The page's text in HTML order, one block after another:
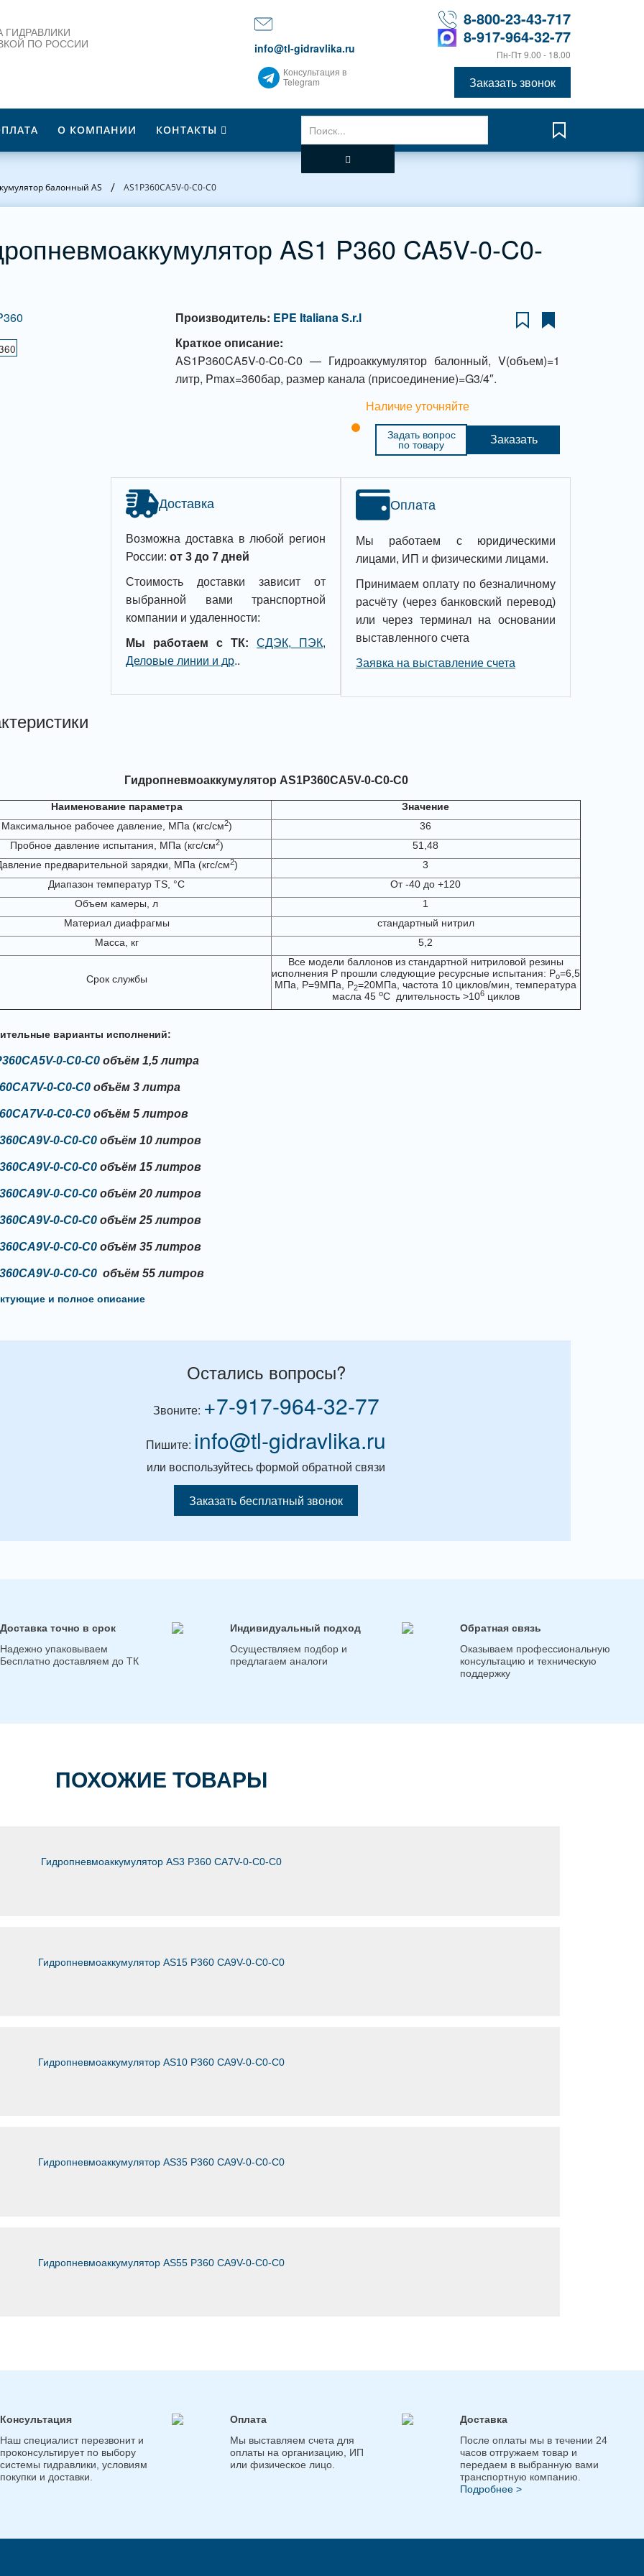
ПО РОССИИ
info@tl-gidravlika.ru
8-800-23-43-717
8-917-964-32-77
Пн-Пт 9.00 - 18.00
Консультация в
Telegram
Заказать звонок
О КОМПАНИИ КОНТАКТЫ
балонный AS / AS1P360CA5V-0-C0-C0
AS1 P360 CA5V-0-C0-
Производитель: EPE Italiana S.r.l
Краткое описание:
AS1P360CA5V-0-C0-C0 — Гидроаккумулятор балонный, V(объем)=1
литр, Pmax=360бар, размер канала (присоединение)=G3/4″.
Наличие уточняйте
Задать вопрос
по товару
Заказать
Оплата
Мы работаем с юридическими
лицами, ИП и физическими лицами.
Принимаем оплату по безналичному
расчёту (через банковский перевод)
или через терминал на основании
выставленного счета
Заявка на выставление счета
Доставка
Возможна доставка в любой регион
России: от 3 до 7 дней
Стоимость доставки зависит от
выбранной вами транспортной
компании и удаленности:
Мы работаем с ТК:
СДЭК, ПЭК,
Деловые линии и др..
Гидропневмоаккумулятор AS1P360CA5V-0-C0-C0
Наименование параметра
Значение
Максимальное рабочее давление, МПа (кгс/см2)
36
Пробное давление испытания, МПа (кгс/см2)
51,48
предварительной зарядки, МПа (кгс/см2)
3
Диапазон температур TS, °С
От -40 до +120
Объем камеры, л
1
Материал диафрагмы
стандартный нитрил
Масса, кг
5,2
Срок службы
Все модели баллонов из стандартной нитриловой резины
исполнения P прошли следующие ресурсные испытания: Po=6,5
МПа, P=9МПа, P2=20МПа, частота 10 циклов/мин, температура
масла 45 оС длительность >106циклов
варианты исполнений:
0-C0-C0объём 1,5 литра
0-C0-C0объём 3 литра
0-C0-C0объём 5 литров
0-C0-C0объём 10 литров
0-C0-C0объём 15 литров
0-C0-C0объём 20 литров
0-C0-C0объём 25 литров
0-C0-C0объём 35 литров
0-C0-C0 объём 55 литров
и полное описание
Остались вопросы?
Звоните: +7-917-964-32-77
Пишите: info@tl-gidravlika.ru
или воспользуйтесь формой обратной связи
Заказать бесплатный звонок
Доставка точно в срок
Надежно упаковываем
Бесплатно доставляем до ТК
Индивидуальный подход
Осуществляем подбор и
предлагаем аналоги
Обратная связь
Оказываем профессиональную
консультацию и техническую
поддержку
ПОХОЖИЕ ТОВАРЫ
Гидропневмоаккумулятор AS3 P360 CA7V-0-C0-C0
Гидропневмоаккумулятор AS15 P360 CA9V-0-C0-C0
Гидропневмоаккумулятор AS10 P360 CA9V-0-C0-C0
Гидропневмоаккумулятор AS35 P360 CA9V-0-C0-C0
Гидропневмоаккумулятор AS55 P360 CA9V-0-C0-C0
Консультация
Наш специалист перезвонит и
проконсультирует по выбору
системы гидравлики, условиям
покупки и доставки.
Оплата
Мы выставляем счета для
оплаты на организацию, ИП
или физическое лицо.
Доставка
После оплаты мы в течении 24
часов отгружаем товар и
передаем в выбранную вами
транспортную компанию.
Подробнее >